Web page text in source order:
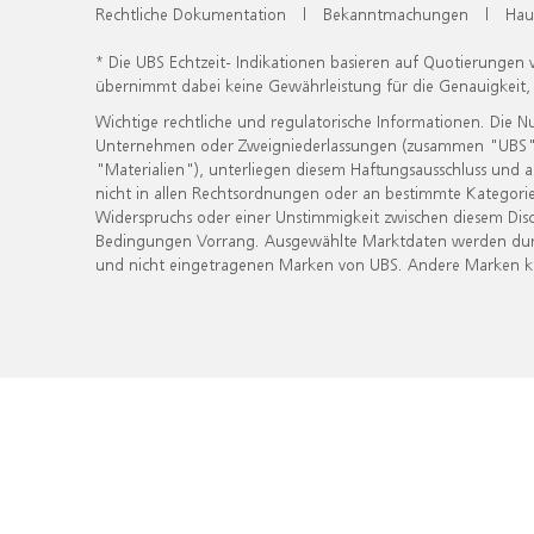
Rechtliche Dokumentation | Bekanntmachungen |
* Die UBS Echtzeit- Indikationen basieren auf
übernimmt dabei keine Gewährleistung für die
Wichtige rechtliche und regulatorische Informationen. Die
Unternehmen oder Zweigniederlassungen (zusammen
"Materialien"), unterliegen diesem Haftungsausschluss
nicht in allen Rechtsordnungen oder an bestimmte
Widerspruchs oder einer Unstimmigkeit zwischen diesem
Bedingungen Vorrang. Ausgewählte Marktdaten werden
und nicht eingetragenen Marken von UBS. Andere Marken